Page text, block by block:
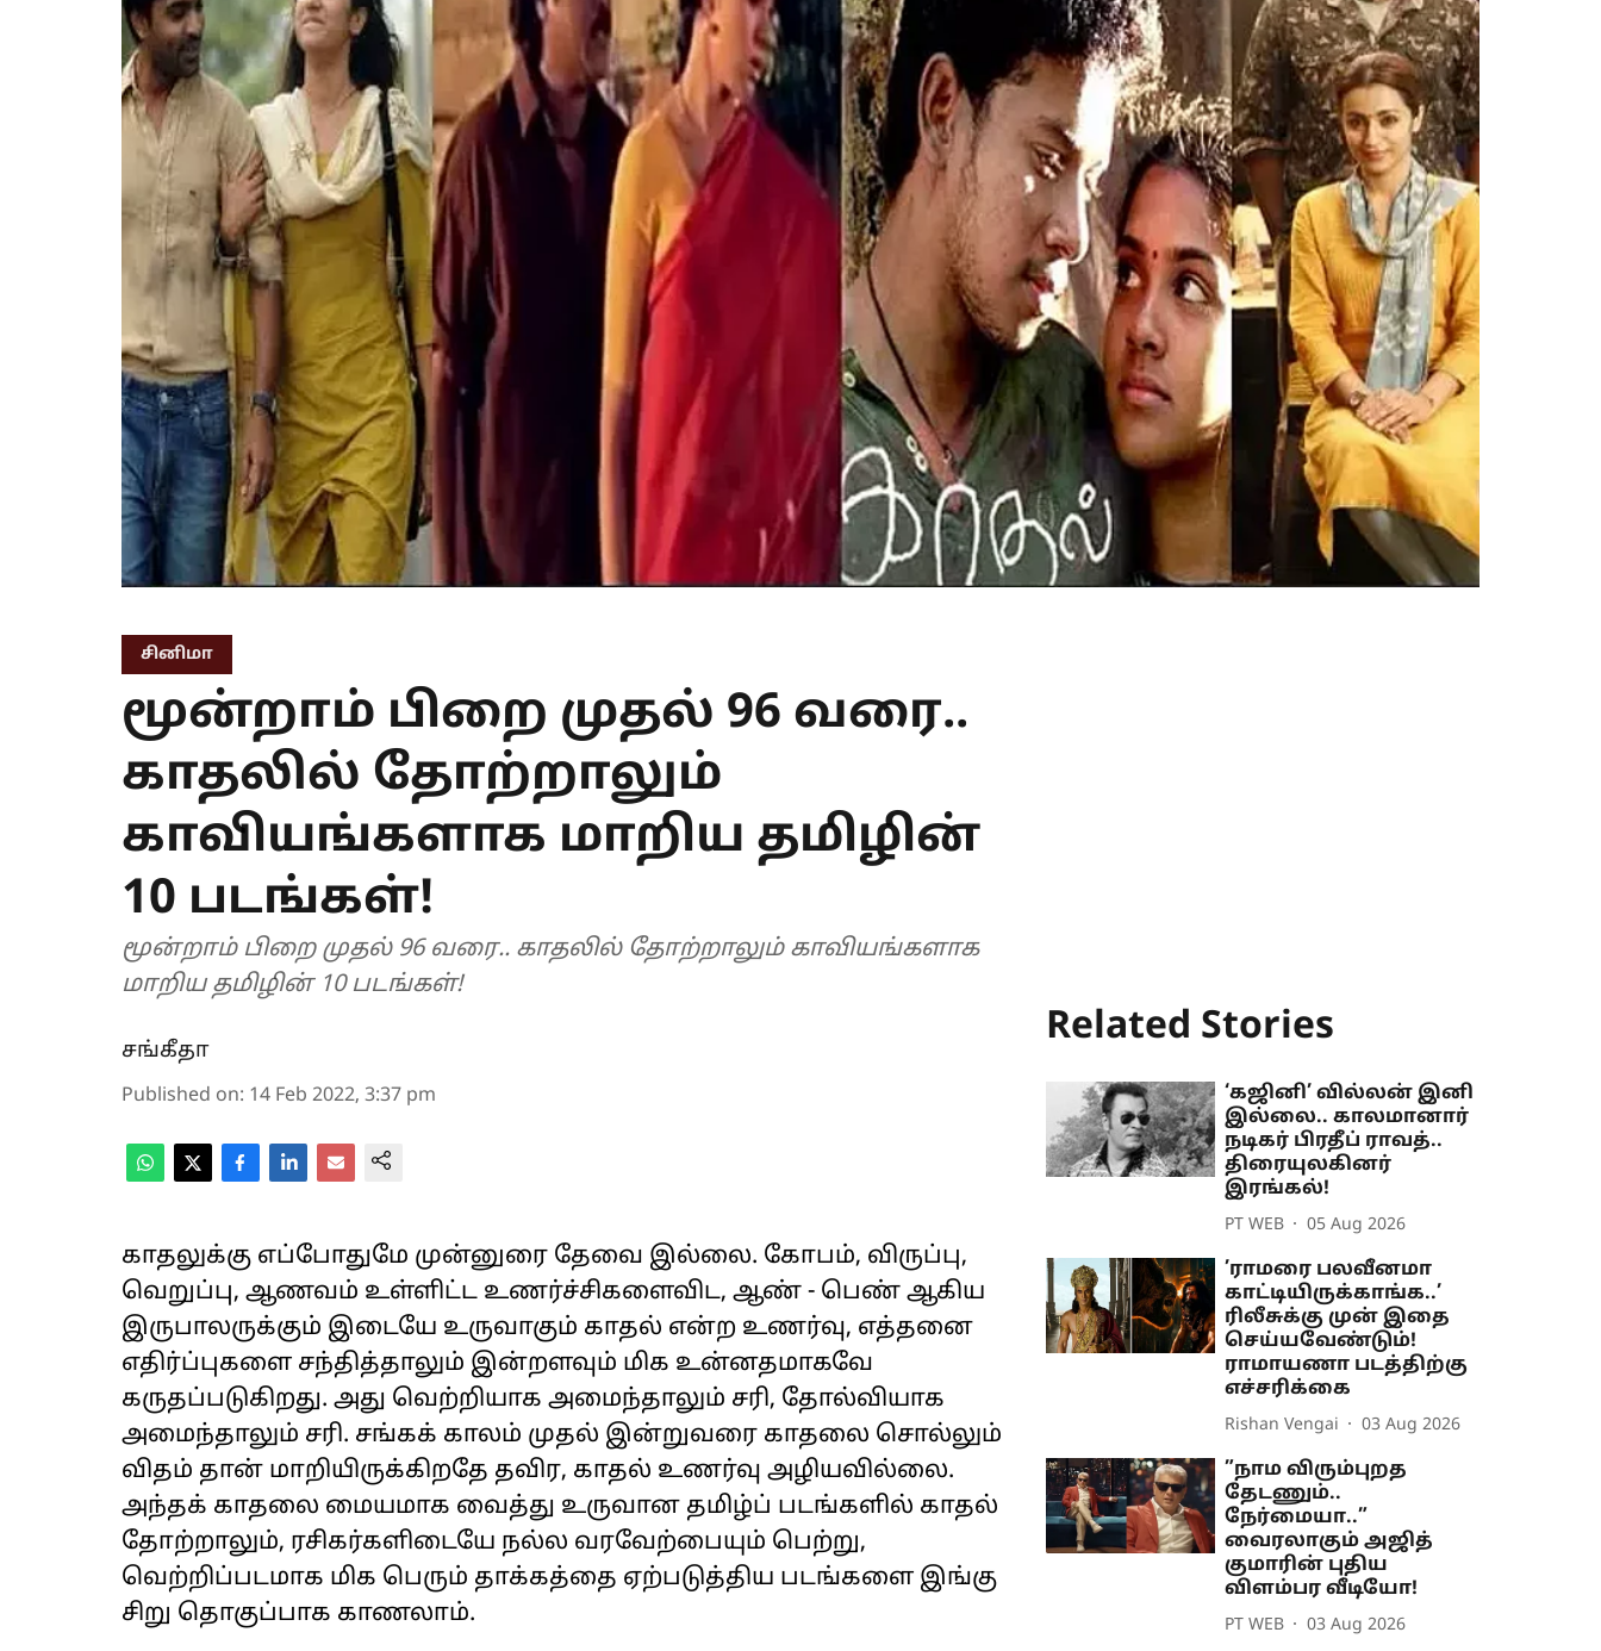
சினிமா
மூன்றாம் பிறை முதல் 96 வரை..
காதலில் தோற்றாலும்
காவியங்களாக மாறிய தமிழின்
10 படங்கள்!
மூன்றாம் பிறை முதல் 96 வரை.. காதலில் தோற்றாலும் காவியங்களாக
மாறிய தமிழின் 10 படங்கள்!
சங்கீதா
Published on: 14 Feb 2022, 3:37 pm
காதலுக்கு எப்போதுமே முன்னுரை தேவை இல்லை. கோபம், விருப்பு,
வெறுப்பு, ஆணவம் உள்ளிட்ட உணர்ச்சிகளைவிட, ஆண் - பெண் ஆகிய
இருபாலருக்கும் இடையே உருவாகும் காதல் என்ற உணர்வு, எத்தனை
எதிர்ப்புகளை சந்தித்தாலும் இன்றளவும் மிக உன்னதமாகவே
கருதப்படுகிறது. அது வெற்றியாக அமைந்தாலும் சரி, தோல்வியாக
அமைந்தாலும் சரி. சங்கக் காலம் முதல் இன்றுவரை காதலை சொல்லும்
விதம் தான் மாறியிருக்கிறதே தவிர, காதல் உணர்வு அழியவில்லை.
அந்தக் காதலை மையமாக வைத்து உருவான தமிழ்ப் படங்களில் காதல்
தோற்றாலும், ரசிகர்களிடையே நல்ல வரவேற்பையும் பெற்று,
வெற்றிப்படமாக மிக பெரும் தாக்கத்தை ஏற்படுத்திய படங்களை இங்கு
சிறு தொகுப்பாக காணலாம்.
Related Stories
‘கஜினி’ வில்லன் இனி
இல்லை.. காலமானார்
நடிகர் பிரதீப் ராவத்..
திரையுலகினர்
இரங்கல்!
PT WEB 05 Aug 2026
’ராமரை பலவீனமா
காட்டியிருக்காங்க..’
ரிலீசுக்கு முன் இதை
செய்யவேண்டும்!
ராமாயணா படத்திற்கு
எச்சரிக்கை
Rishan Vengai 03 Aug 2026
”நாம விரும்புறத
தேடணும்..
நேர்மையா..”
வைரலாகும் அஜித்
குமாரின் புதிய
விளம்பர வீடியோ!
PT WEB 03 Aug 2026